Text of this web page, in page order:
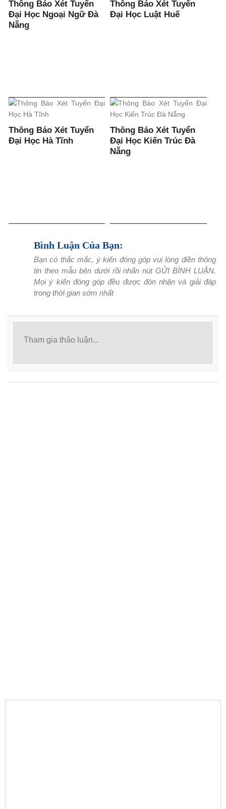
Thông Báo Xét Tuyển
Đại Học Ngoại Ngữ Đà
Nẵng
Thông Báo Xét Tuyển
Đại Học Luật Huế
Thông Báo Xét Tuyển
Đại Học Hà Tĩnh
Thông Báo Xét Tuyển
Đại Học Kiến Trúc Đà
Nẵng
Bình Luận Của Bạn:
Bạn có thắc mắc, ý kiến đóng góp vui lòng điền thông
tin theo mẫu bên dưới rồi nhấn nút GỬI BÌNH LUẬN.
Mọi ý kiến đóng góp đều được đón nhận và giải đáp
trong thời gian sớm nhất